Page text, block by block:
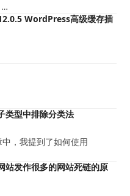
…
WordPress高级缓存插
类型中排除分类法
，我提到了如何使用
站发作很多的网站死链的原